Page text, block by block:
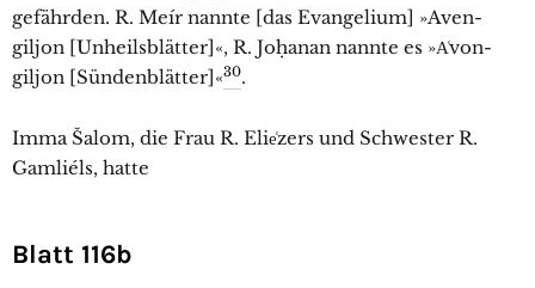
gefährden. R. Meír nannte [das Evangelium] »Aven-
giljon [Unheilsblätter]«, R. Joḥanan nannte es »A͑von-
giljon [Sündenblätter]«30.
Imma Šalom, die Frau R. Elie͑zers und Schwester R.
Gamliéls, hatte
Blatt 116b